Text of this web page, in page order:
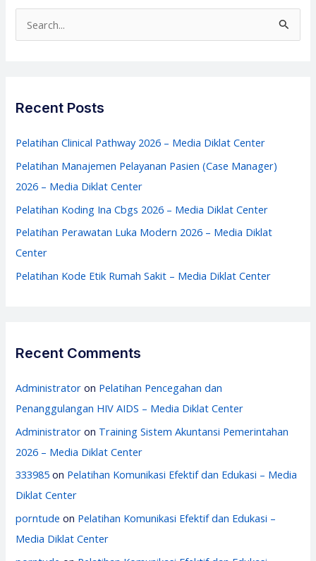
2026
Center
e
c
f
o
r
Recent Posts
Pelatihan Clinical Pathway 2026 – Media Diklat Center
Pelatihan Manajemen Pelayanan Pasien (Case Manager)
2026 – Media Diklat Center
Pelatihan Koding Ina Cbgs 2026 – Media Diklat Center
Pelatihan Perawatan Luka Modern 2026 – Media Diklat
Center
Pelatihan Kode Etik Rumah Sakit – Media Diklat Center
Recent Comments
Administrator on Pelatihan Pencegahan dan
Penanggulangan HIV AIDS – Media Diklat Center
Administrator on Training Sistem Akuntansi Pemerintahan
2026 – Media Diklat Center
333985 on Pelatihan Komunikasi Efektif dan Edukasi – Media
Diklat Center
porntude on Pelatihan Komunikasi Efektif dan Edukasi –
Media Diklat Center